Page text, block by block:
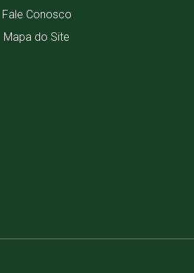
Fale Conosco
Mapa do Site